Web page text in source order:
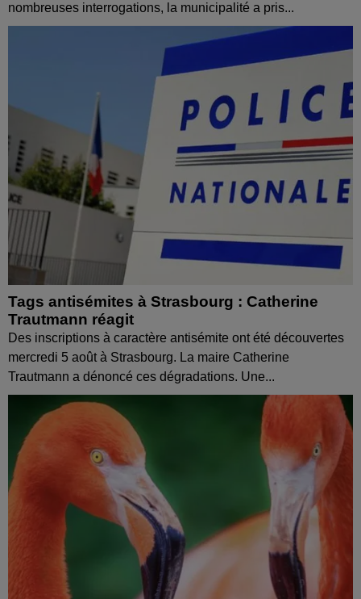
nombreuses interrogations, la municipalité a pris...
Tags antisémites à Strasbourg : Catherine
Trautmann réagit
Des inscriptions à caractère antisémite ont été découvertes
mercredi 5 août à Strasbourg. La maire Catherine
Trautmann a dénoncé ces dégradations. Une...